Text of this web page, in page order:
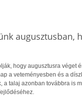
augusztusban,
hogy augusztusra véget
a veteményesben és a
a talaj azonban továbbra is